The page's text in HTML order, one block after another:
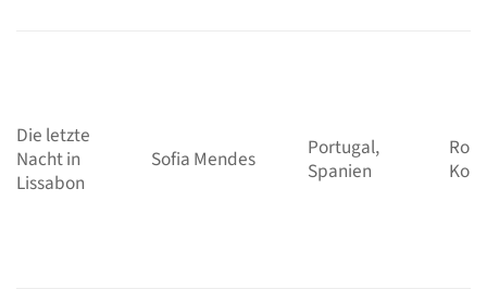
Die letzte
Nacht in
Lissabon
Sofia Mendes
Portugal,
Spanien